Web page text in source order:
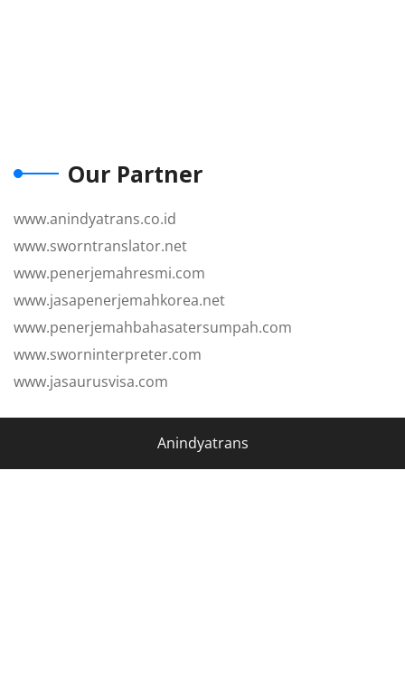
Our Partner
www.anindyatrans.co.id
www.sworntranslator.net
www.penerjemahresmi.com
www.jasapenerjemahkorea.net
www.penerjemahbahasatersumpah.com
www.sworninterpreter.com
www.jasaurusvisa.com
Anindyatrans